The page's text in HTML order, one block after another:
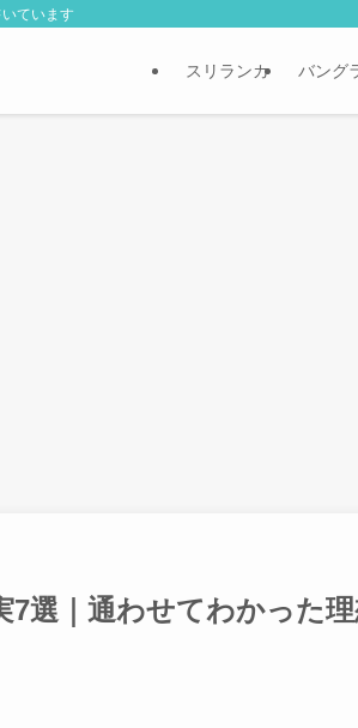
ています
スリランカ バング
選｜通わせてわかった